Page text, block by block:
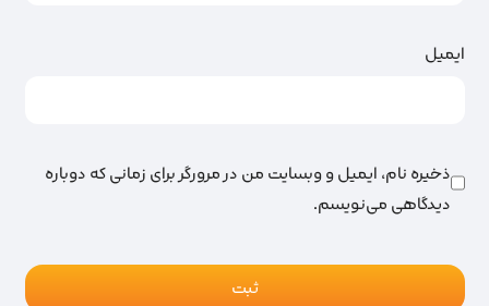
ایمیل
ذخیره نام، ایمیل و وبسایت من در مرورگر برای زمانی که دوباره
دیدگاهی می‌نویسم.